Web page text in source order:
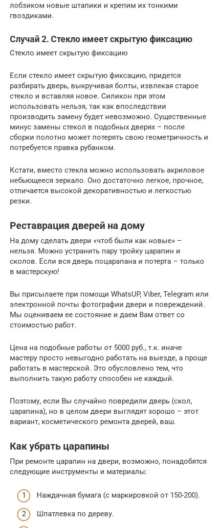
лобзиком новые штапики и крепим их тонкими
гвоздиками.
Случай 2. Стекло имеет скрытую фиксацию
Стекло имеет скрытую фиксацию
Если стекло имеет скрытую фиксацию, придется
разбирать дверь, выкручивая болты, извлекая старое
стекло и вставляя новое. Силикон при этом
использовать нельзя, так как впоследствии
производить замену будет невозможно. Существенные
минус замены стекол в подобных дверях – после
сборки полотно может потерять свою геометричность и
потребуется правка рубанком.
Кстати, вместо стекла можно использовать акриловое
небьющееся зеркало. Оно достаточно легкое, прочное,
отличается высокой декоративностью и легкостью
резки.
Реставрация дверей на дому
На дому сделать двери «чтоб были как новые» –
нельзя. Можно устранить пару тройку царапин и
сколов. Если вся дверь поцарапана и потерта – только
в мастерскую!
Вы присылаете при помощи WhatsUP, Viber, Telegram или
электронной почты фотографии двери и повреждений.
Мы оцениваем ее состояние и даем Вам ответ со
стоимостью работ.
Цена на подобные работы от 5000 руб., т.к. иначе
мастеру просто невыгодно работать на выезде, а проще
работать в мастерской. Это обусловлено тем, что
выполнить такую работу способен не каждый.
Поэтому, если Вы случайно повредили дверь (скол,
царапина), но в целом двери выглядят хорошо – этот
вариант, косметического ремонта дверей, ваш.
Как убрать царапины
При ремонте царапин на двери, возможно, понадобятся
следующие инструменты и материалы:
Наждачная бумага (с маркировкой от 150-200).
Шпатлевка по дереву.